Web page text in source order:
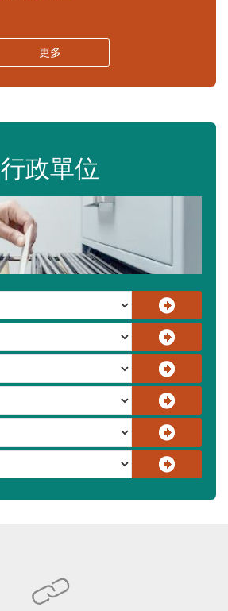
更多
行政單位